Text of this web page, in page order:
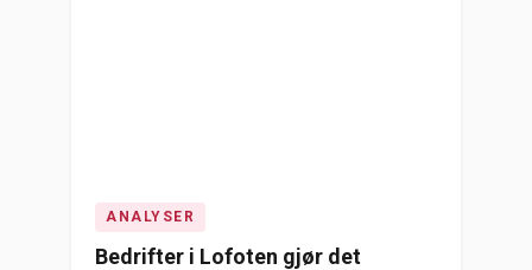
ANALYSER
Bedrifter i Lofoten gjør det